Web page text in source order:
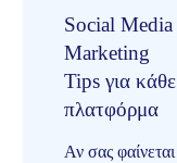
το…
Social Media
Marketing
Tips για κάθε
πλατφόρμα
Αν σας φαίνεται